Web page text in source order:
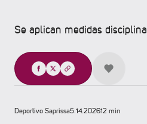
Se aplican medidas
Compartir
Deportivo Saprissa5.14.202612 min